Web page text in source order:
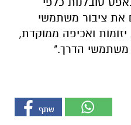
את ציבור משתמשי
יזומות ואכיפה ממוקדת,
משתמשי הדרך."